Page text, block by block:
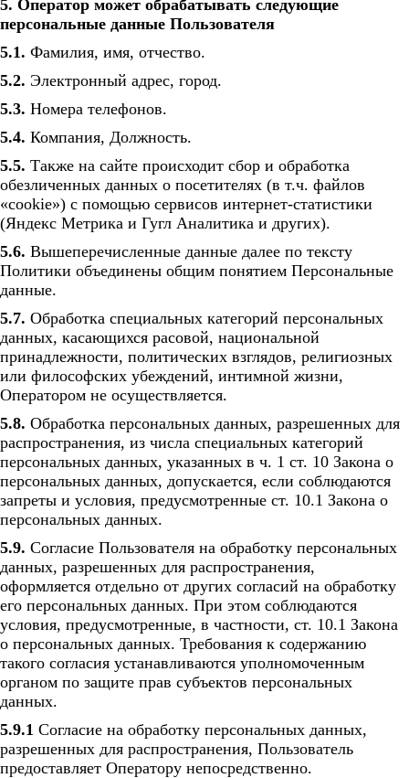
5. Оператор может обрабатывать следующие
персональные данные Пользователя
5.1. Фамилия, имя, отчество.
5.2. Электронный адрес, город.
5.3. Номера телефонов.
5.4. Компания, Должность.
5.5. Также на сайте происходит сбор и обработка
обезличенных данных о посетителях (в т.ч. файлов
«cookie») с помощью сервисов интернет-статистики
(Яндекс Метрика и Гугл Аналитика и других).
5.6. Вышеперечисленные данные далее по тексту
Политики объединены общим понятием Персональные
данные.
5.7. Обработка специальных категорий персональных
данных, касающихся расовой, национальной
принадлежности, политических взглядов, религиозных
или философских убеждений, интимной жизни,
Оператором не осуществляется.
5.8. Обработка персональных данных, разрешенных для
распространения, из числа специальных категорий
персональных данных, указанных в ч. 1 ст. 10 Закона о
персональных данных, допускается, если соблюдаются
запреты и условия, предусмотренные ст. 10.1 Закона о
персональных данных.
5.9. Согласие Пользователя на обработку персональных
данных, разрешенных для распространения,
оформляется отдельно от других согласий на обработку
его персональных данных. При этом соблюдаются
условия, предусмотренные, в частности, ст. 10.1 Закона
о персональных данных. Требования к содержанию
такого согласия устанавливаются уполномоченным
органом по защите прав субъектов персональных
данных.
5.9.1 Согласие на обработку персональных данных,
разрешенных для распространения, Пользователь
предоставляет Оператору непосредственно.